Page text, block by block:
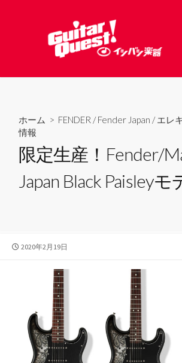
へ
ホーム > FENDER /Fender Japan /エレ
情報
限定生産！Fender/
Japan Black Paisleyモ
公
2020年2月19日